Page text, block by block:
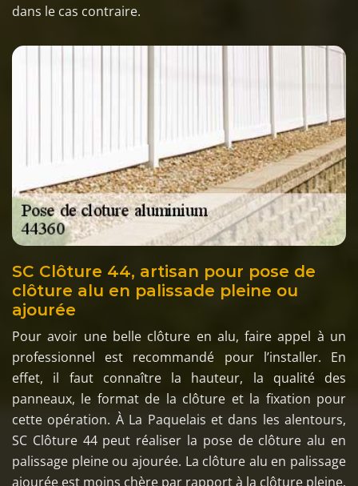
dans le cas contraire.
SC Clôture 44, artisan pour pose de
clôture alu en palissade pleine ou
ajourée
Pour avoir une belle clôture en alu, faire appel à un
professionnel est recommandé pour l’installer. En
effet, il faut connaître la hauteur, la qualité des
panneaux, le format de la clôture et la fixation pour
cette opération. À La Paquelais et dans les alentours,
SC Clôture 44 peut réaliser la pose de clôture alu en
palissage pleine ou ajourée. La clôture alu en palissage
ajourée est moins chère par rapport à la clôture pleine.